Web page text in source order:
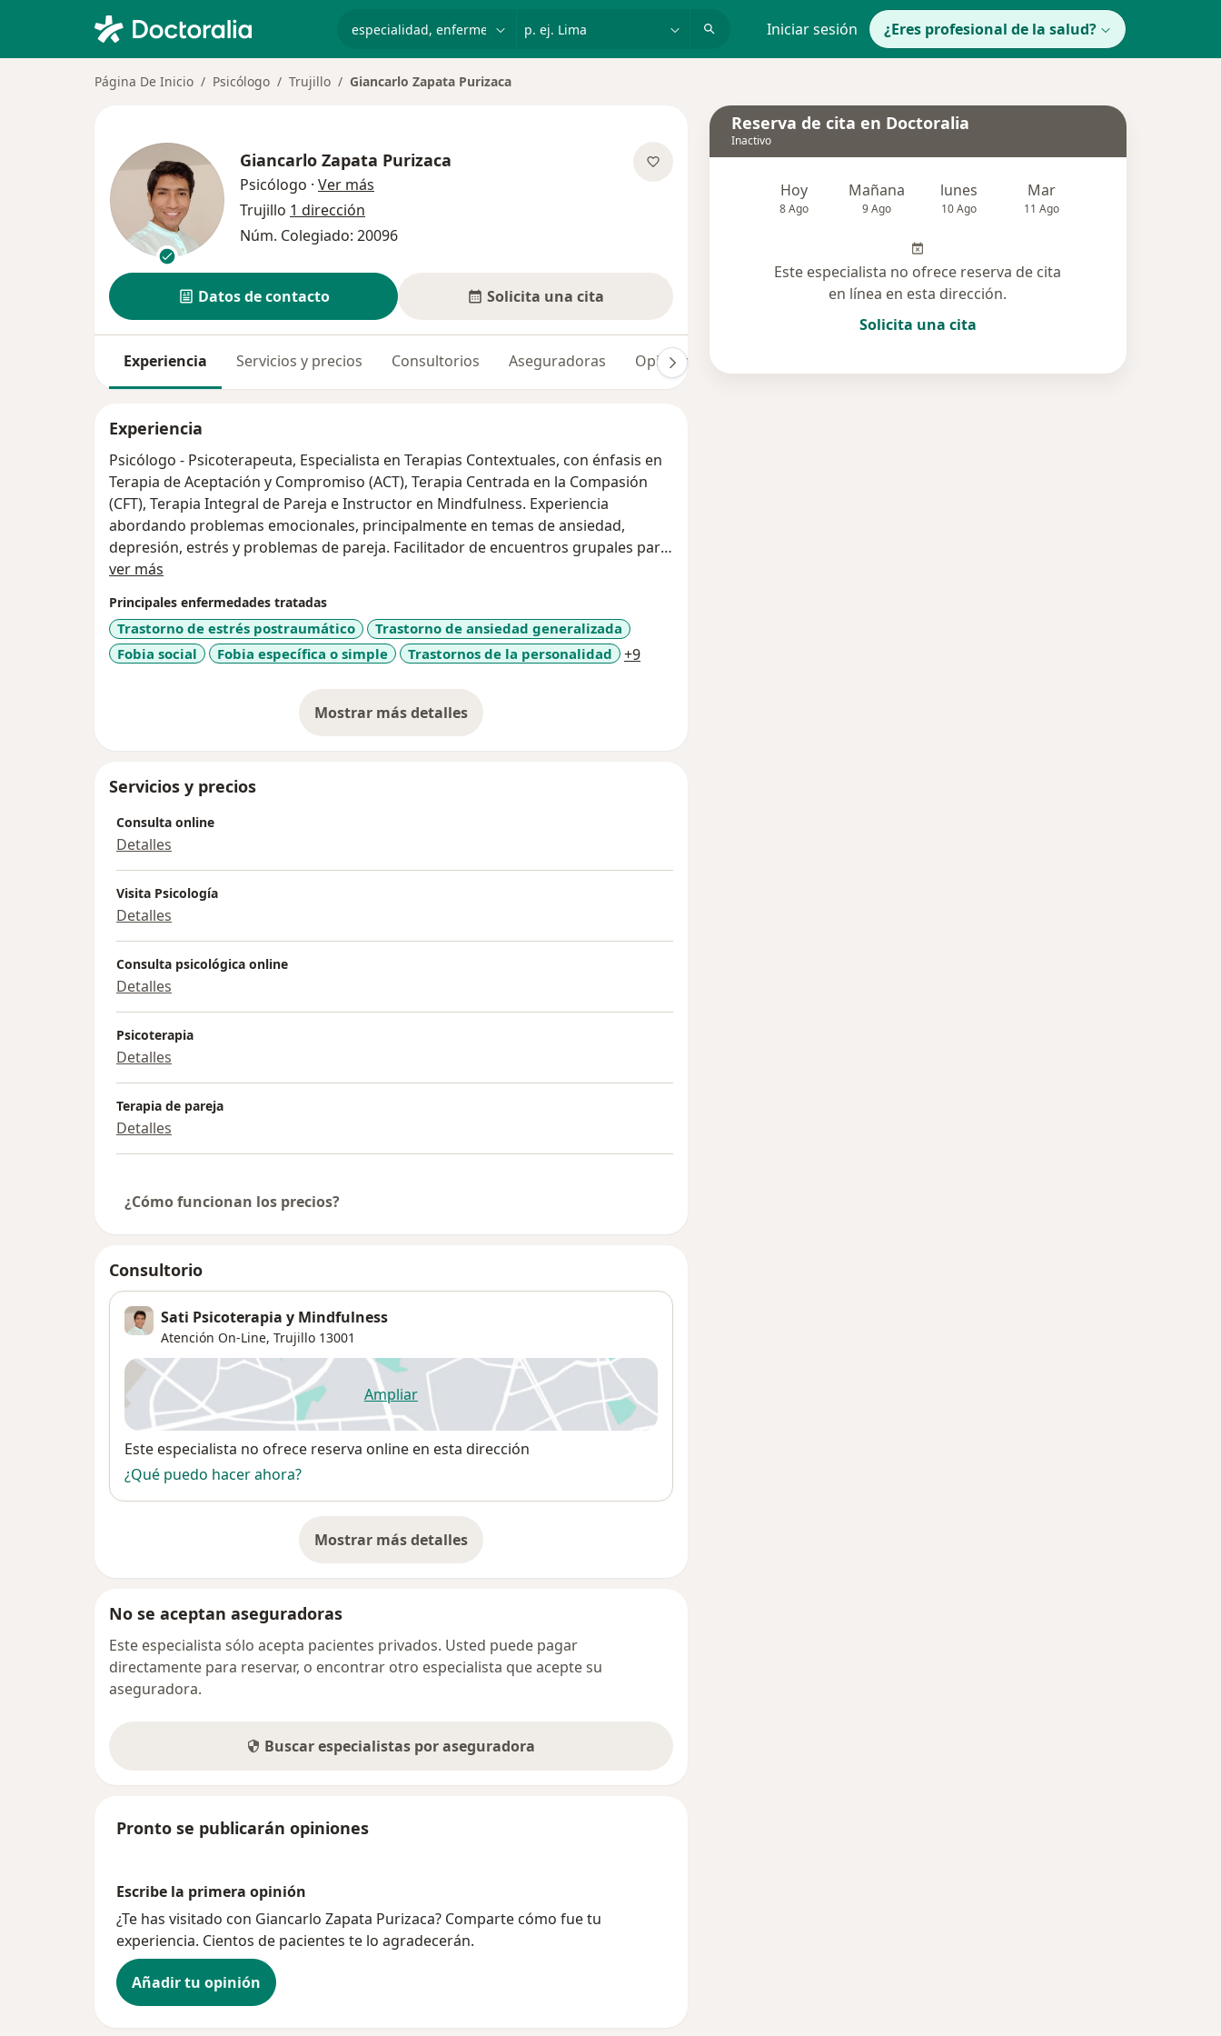
Iniciar sesión ¿Eres profesional de la salud?
Página De Inicio Psicólogo Trujillo Giancarlo Zapata Purizaca
Giancarlo Zapata Purizaca
Psicólogo · Ver más
Trujillo 1 dirección
Núm. Colegiado: 20096
Datos de contacto Solicita una cita
Experiencia Servicios y precios Consultorios Aseguradoras Opiniones
Experiencia
Psicólogo - Psicoterapeuta, Especialista en Terapias Contextuales, con énfasis en
Terapia de Aceptación y Compromiso (ACT), Terapia Centrada en la Compasión
(CFT), Terapia Integral de Pareja e Instructor en Mindfulness. Experiencia
abordando problemas emocionales, principalmente en temas de ansiedad,
depresión, estrés y problemas de pareja. Facilitador de encuentros grupales para
el desarrollo integral, con más de 13 años en la práctica y difusión de diferentes
ver más
Principales enfermedades tratadas
Trastorno de estrés postraumático
Trastorno de ansiedad generalizada
Fobia social
Fobia específica o simple Trastornos de la personalidad +9a11y_sr_more_diseases
Mostrar más detalles
sobre la experiencia
Servicios y precios
Consulta online
Detalles
Visita Psicología
Detalles
Consulta psicológica online
Detalles
Psicoterapia
Detalles
Terapia de pareja
Detalles
¿Cómo funcionan los precios?
Consultorio
Sati Psicoterapia y Mindfulness
Atención On-Line, Trujillo 13001
Ampliarse abre en una nueva pestaña
Disponibilidad
Este especialista no ofrece reserva online en esta dirección
¿Qué puedo hacer ahora?
Mostrar más detalles
sobre la dirección
No se aceptan aseguradoras
Este especialista sólo acepta pacientes privados. Usted puede pagar
directamente para reservar, o encontrar otro especialista que acepte su
aseguradora.
Buscar especialistas por aseguradora
Pronto se publicarán opiniones
Escribe la primera opinión
¿Te has visitado con Giancarlo Zapata Purizaca? Comparte cómo fue tu
experiencia. Cientos de pacientes te lo agradecerán.
Añadir tu opinión
Reserva de cita en Doctoralia
Inactivo
Hoy
8 Ago
Mañana
9 Ago
lunes
10 Ago
Mar
11 Ago
Este especialista no ofrece reserva de cita
en línea en esta dirección.
Solicita una cita